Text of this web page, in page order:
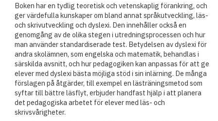
Boken har en tydlig teoretisk och vetenskaplig förankring, och
ger värdefulla kunskaper om bland annat språkutveckling, läs-
och skrivutveckling och dyslexi. Den innehåller också en
genomgång av de olika stegen i utredningsprocessen och hur
man använder standardiserade test. Betydelsen av dyslexi för
andra skolämnen, som engelska och matematik, behandlas i
särskilda avsnitt, och hur pedagogiken kan anpassas för att ge
elever med dyslexi bästa möjliga stöd i sin inlärning. De många
förslagen på åtgärder, till exempel en lästräningsmetod som
syftar till bättre läsflyt, erbjuder handfast hjälp i att planera
det pedagogiska arbetet för elever med läs- och
skrivsvårigheter.